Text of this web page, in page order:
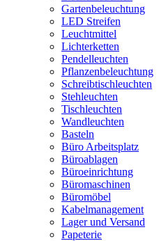
Gartenbeleuchtung
LED Streifen
Leuchtmittel
Lichterketten
Pendelleuchten
Pflanzenbeleuchtung
Schreibtischleuchten
Stehleuchten
Tischleuchten
Wandleuchten
Basteln
Büro Arbeitsplatz
Büroablagen
Büroeinrichtung
Büromaschinen
Büromöbel
Kabelmanagement
Lager und Versand
Papeterie